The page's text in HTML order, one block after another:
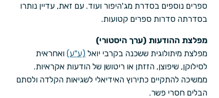
ספרים נוספים בסדרת מג'היפור ועוד. עם זאת, עדיין נותרו
בסדרתה סדרות ספרים קטועות.
מפלצת ההודעות (ערך היסטורי)
מפלצת מיתולוגית ששכנה בקרבי יואל (ע"ע) ואחראית
לסילוקן, שיפוצן, הזזתן או ריטושן של הודעות אקראיות.
ממשיכה להתקיים כתירוץ האידיאלי לשגיאות הקלדה ולסתם
הבלים חסרי פשר.